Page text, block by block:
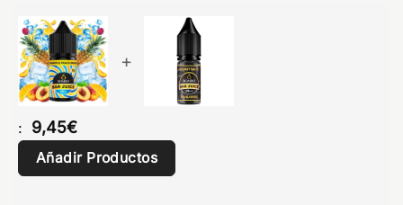
+
: 9,45€
Añadir Productos